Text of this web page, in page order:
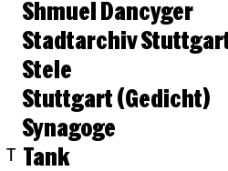
Shmuel Dancyger
Stadtarchiv
Stele
Stuttgart (Gedicht)
Synagoge
T Tank